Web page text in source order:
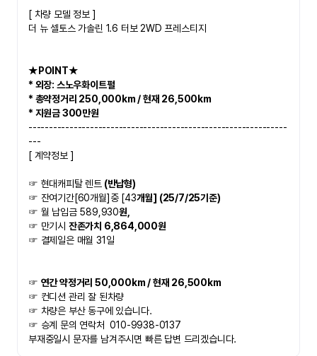
​[ 차량 모델 정보 ]
더 뉴 셀토스 가솔린 1.6 터보 2WD 프레스티지
★POINT★
* 외장: 스노우화이트펄
* 총약정거리 250,000km / 현재 26,500km
* 지원금 300만원
---------------------------------------------------------------
---
[ 계약정보 ]
☞ 현대캐피탈 렌트 (반납형)
☞ 잔여기간[60개월]중 [43개월] (25/7/25기준)
☞ 월 납입금 589,930원,
☞ 만기시 잔존가치 6,864,000원
☞ 결제일은 매월 31일
☞ 연간 약정거리 50,000km / 현재 26,500km
☞ 컨디션 관리 잘 된차량
☞ 차량은 부산 동구에 있습니다.
☞ 승계 문의 연락처  010-9938-0137
부재중일시 문자를 남겨주시면 빠른 답변 드리겠습니다.